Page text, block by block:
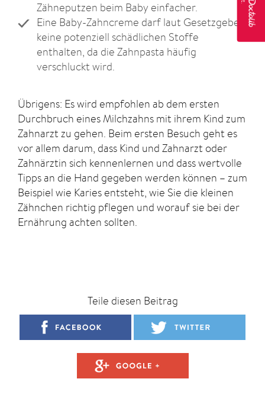
Zähneputzen beim Baby einfacher.
Eine Baby-Zahncreme darf laut Gesetzgeber
keine potenziell schädlichen Stoffe
enthalten, da die Zahnpasta häufig
verschluckt wird.
Übrigens: Es wird empfohlen ab dem ersten
Durchbruch eines Milchzahns mit ihrem Kind zum
Zahnarzt zu gehen. Beim ersten Besuch geht es
vor allem darum, dass Kind und Zahnarzt oder
Zahnärztin sich kennenlernen und dass wertvolle
Tipps an die Hand gegeben werden können – zum
Beispiel wie Karies entsteht, wie Sie die kleinen
Zähnchen richtig pflegen und worauf sie bei der
Ernährung achten sollten.
Teile diesen Beitrag